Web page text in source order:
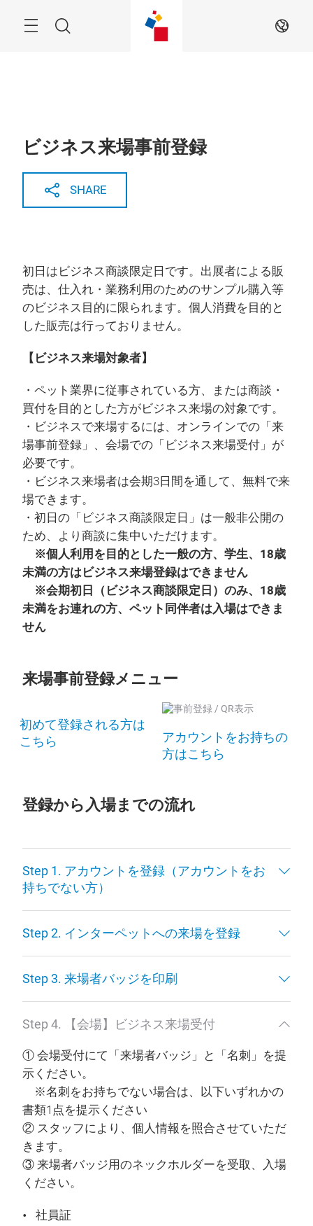
Search JA
ビジネス来場事前登録
SHARE
初日はビジネス商談限定日です。出展者による販
売は、仕入れ・業務利用のためのサンプル購入等
のビジネス目的に限られます。個人消費を目的と
した販売は行っておりません。
【ビジネス来場対象者】
・ペット業界に従事されている方、または商談・
買付を目的とした方がビジネス来場の対象です。
・ビジネスで来場するには、オンラインでの「来
場事前登録」、会場での「ビジネス来場受付」が
必要です。
・ビジネス来場者は会期3日間を通して、無料で来
場できます。
・初日の「ビジネス商談限定日」は一般非公開の
ため、より商談に集中いただけます。
※個人利用を目的とした一般の方、学生、18歳
未満の方はビジネス来場登録はできません
※会期初日（ビジネス商談限定日）のみ、18歳
未満をお連れの方、ペット同伴者は入場はできま
せん
来場事前登録メニュー
初めて登録される方は
こちら
アカウントをお持ちの
方はこちら
登録から入場までの流れ
Step 1. アカウントを登録（アカウントをお
持ちでない方）
Step 2. インターペットへの来場を登録
Step 3. 来場者バッジを印刷
Step 4. 【会場】ビジネス来場受付
① 会場受付にて「来場者バッジ」と「名刺」を提
示ください。
※名刺をお持ちでない場合は、以下いずれかの
書類1点を提示ください
② スタッフにより、個人情報を照合させていただ
きます。
③ 来場者バッジ用のネックホルダーを受取、入場
ください。
社員証